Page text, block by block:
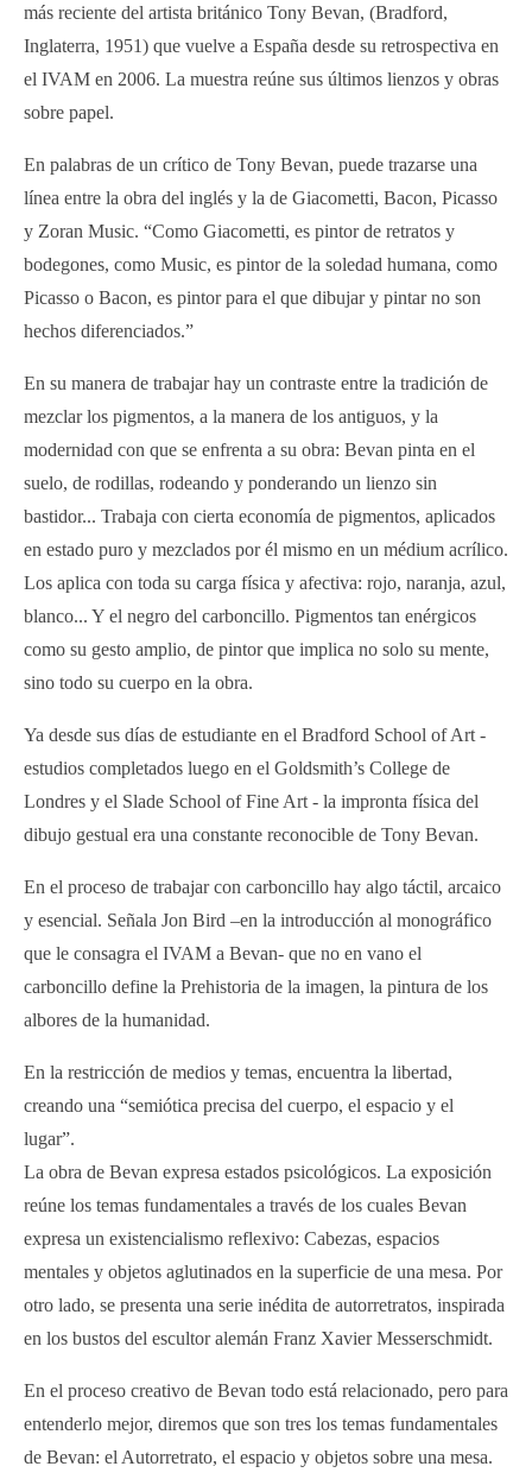
más reciente del artista británico Tony Bevan, (Bradford,
Inglaterra, 1951) que vuelve a España desde su retrospectiva en
el IVAM en 2006. La muestra reúne sus últimos lienzos y obras
sobre papel.
En palabras de un crítico de Tony Bevan, puede trazarse una
línea entre la obra del inglés y la de Giacometti, Bacon, Picasso
y Zoran Music. “Como Giacometti, es pintor de retratos y
bodegones, como Music, es pintor de la soledad humana, como
Picasso o Bacon, es pintor para el que dibujar y pintar no son
hechos diferenciados.”
En su manera de trabajar hay un contraste entre la tradición de
mezclar los pigmentos, a la manera de los antiguos, y la
modernidad con que se enfrenta a su obra: Bevan pinta en el
suelo, de rodillas, rodeando y ponderando un lienzo sin
bastidor... Trabaja con cierta economía de pigmentos, aplicados
en estado puro y mezclados por él mismo en un médium acrílico.
Los aplica con toda su carga física y afectiva: rojo, naranja, azul,
blanco... Y el negro del carboncillo. Pigmentos tan enérgicos
como su gesto amplio, de pintor que implica no solo su mente,
sino todo su cuerpo en la obra.
Ya desde sus días de estudiante en el Bradford School of Art -
estudios completados luego en el Goldsmith’s College de
Londres y el Slade School of Fine Art - la impronta física del
dibujo gestual era una constante reconocible de Tony Bevan.
En el proceso de trabajar con carboncillo hay algo táctil, arcaico
y esencial. Señala Jon Bird –en la introducción al monográfico
que le consagra el IVAM a Bevan- que no en vano el
carboncillo define la Prehistoria de la imagen, la pintura de los
albores de la humanidad.
En la restricción de medios y temas, encuentra la libertad,
creando una “semiótica precisa del cuerpo, el espacio y el
lugar”.
La obra de Bevan expresa estados psicológicos. La exposición
reúne los temas fundamentales a través de los cuales Bevan
expresa un existencialismo reflexivo: Cabezas, espacios
mentales y objetos aglutinados en la superficie de una mesa. Por
otro lado, se presenta una serie inédita de autorretratos, inspirada
en los bustos del escultor alemán Franz Xavier Messerschmidt.
En el proceso creativo de Bevan todo está relacionado, pero para
entenderlo mejor, diremos que son tres los temas fundamentales
de Bevan: el Autorretrato, el espacio y objetos sobre una mesa.